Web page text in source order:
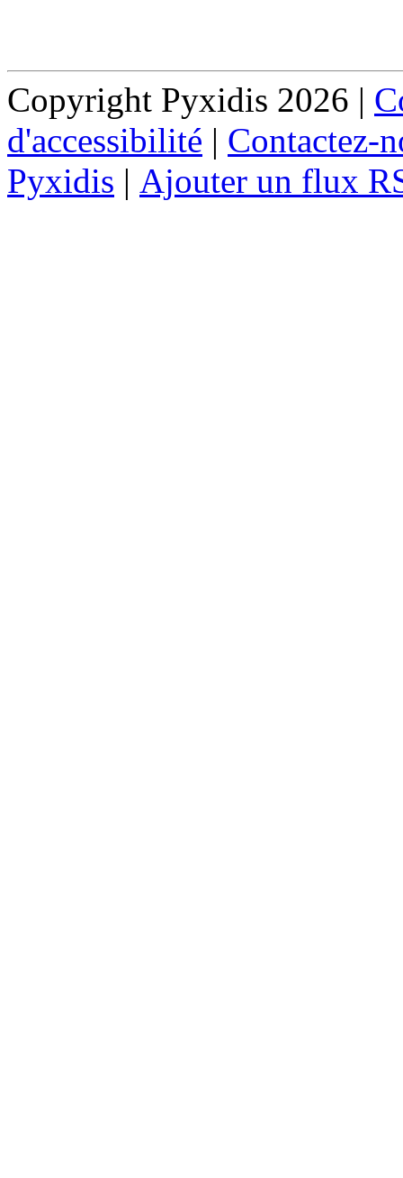
Copyright Pyxidis 2026 |
d'accessibilité | Contactez-
Pyxidis | Ajouter un flux